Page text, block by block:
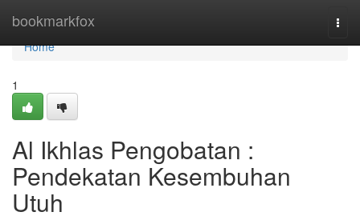
bookmarkfox
Home
Home
1
Al Ikhlas Pengobatan :
Pendekatan Kesembuhan
Utuh